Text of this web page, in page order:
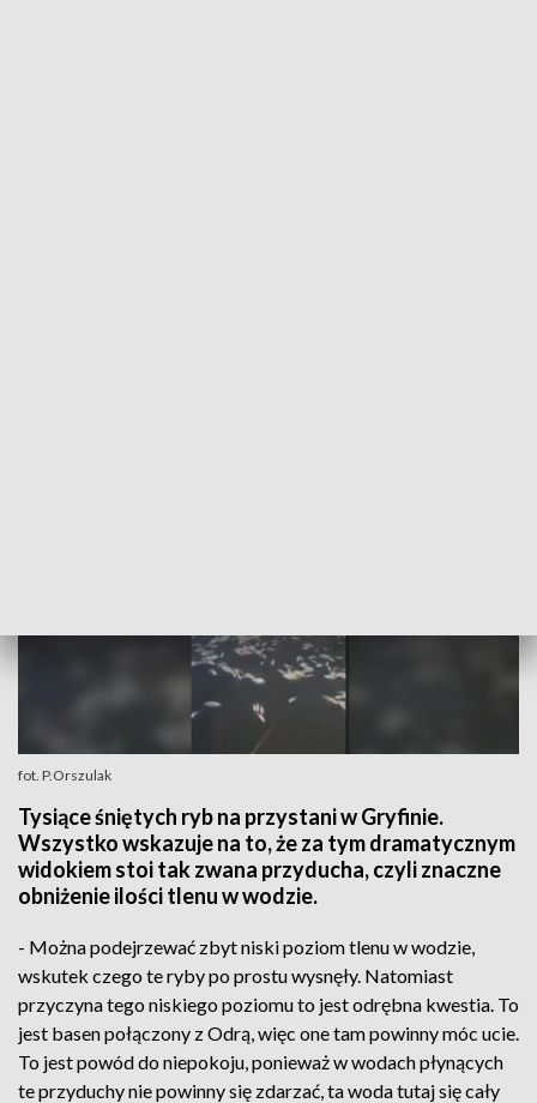
fot. P.Orszulak
Tysiące śniętych ryb na przystani w Gryfinie.
Wszystko wskazuje na to, że za tym dramatycznym
widokiem stoi tak zwana przyducha, czyli znaczne
obniżenie ilości tlenu w wodzie.
- Można podejrzewać zbyt niski poziom tlenu w wodzie,
wskutek czego te ryby po prostu wysnęły. Natomiast
przyczyna tego niskiego poziomu to jest odrębna kwestia. To
jest basen połączony z Odrą, więc one tam powinny móc ucie.
To jest powód do niepokoju, ponieważ w wodach płynących
te przyduchy nie powinny się zdarzać, ta woda tutaj się cały